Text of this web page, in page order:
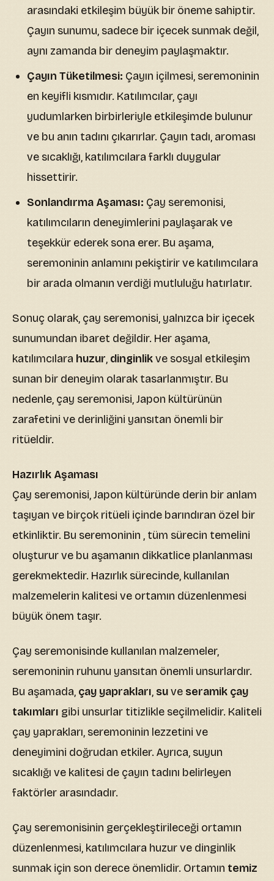
arasındaki etkileşim büyük bir öneme sahiptir.
Çayın sunumu, sadece bir içecek sunmak değil,
aynı zamanda bir deneyim paylaşmaktır.
Çayın Tüketilmesi: Çayın içilmesi, seremoninin
en keyifli kısmıdır. Katılımcılar, çayı
yudumlarken birbirleriyle etkileşimde bulunur
ve bu anın tadını çıkarırlar. Çayın tadı, aroması
ve sıcaklığı, katılımcılara farklı duygular
hissettirir.
Sonlandırma Aşaması: Çay seremonisi,
katılımcıların deneyimlerini paylaşarak ve
teşekkür ederek sona erer. Bu aşama,
seremoninin anlamını pekiştirir ve katılımcılara
bir arada olmanın verdiği mutluluğu hatırlatır.
Sonuç olarak, çay seremonisi, yalnızca bir içecek
sunumundan ibaret değildir. Her aşama,
katılımcılara huzur, dinginlikve sosyal etkileşim
sunan bir deneyim olarak tasarlanmıştır. Bu
nedenle, çay seremonisi, Japon kültürünün
zarafetini ve derinliğini yansıtan önemli bir
ritüeldir.
Hazırlık Aşaması
Çay seremonisi, Japon kültüründe derin bir anlam
taşıyan ve birçok ritüeli içinde barındıran özel bir
etkinliktir. Bu seremoninin , tüm sürecin temelini
oluşturur ve bu aşamanın dikkatlice planlanması
gerekmektedir. Hazırlık sürecinde, kullanılan
malzemelerin kalitesi ve ortamın düzenlenmesi
büyük önem taşır.
Çay seremonisinde kullanılan malzemeler,
seremoninin ruhunu yansıtan önemli unsurlardır.
Bu aşamada, çay yaprakları, suve seramik çay
takımları gibi unsurlar titizlikle seçilmelidir. Kaliteli
çay yaprakları, seremoninin lezzetini ve
deneyimini doğrudan etkiler. Ayrıca, suyun
sıcaklığı ve kalitesi de çayın tadını belirleyen
faktörler arasındadır.
Çay seremonisinin gerçekleştirileceği ortamın
düzenlenmesi, katılımcılara huzur ve dinginlik
sunmak için son derece önemlidir. Ortamın temiz